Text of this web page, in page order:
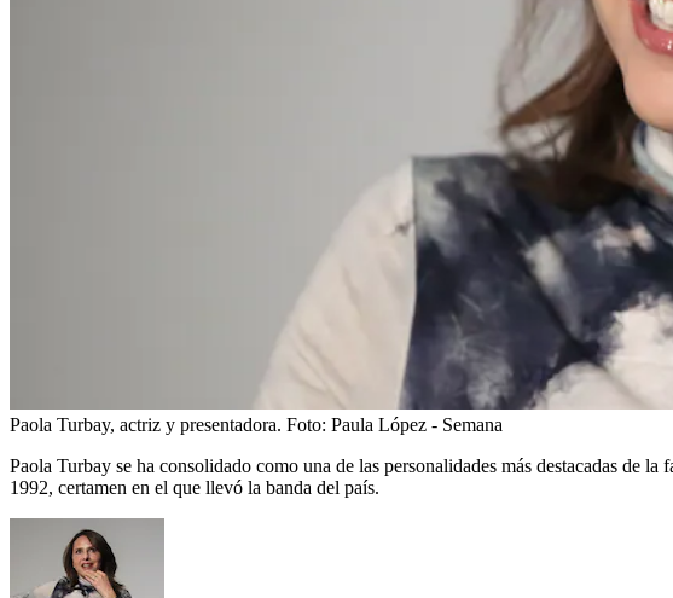
Paola Turbay, actriz y presentadora. Foto: Paula López - Semana
Paola Turbay se ha consolidado como una de las personalidades más destacadas de
1992, certamen en el que llevó la banda del país.